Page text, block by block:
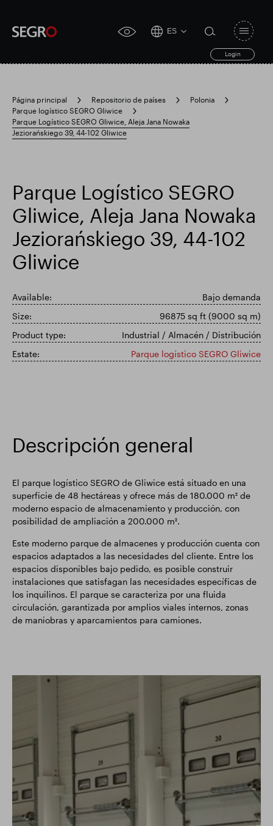
accessibility
ES
Login
search
form
Submit
Search
for
Responsable SEGRO Finca comercial Slough
Resultados financieros
Actualización comercial Parque inteligente
toggle
Página principal Repositorio de países
Polonia
Parque logístico SEGRO Gliwice
Parque Logístico SEGRO Gliwice, Aleja Jana Nowaka
Jeziorańskiego 39, 44-102 Gliwice
Parque Logístico SEGRO
Gliwice, Aleja Jana Nowaka
Jeziorańskiego 39, 44-102
Gliwice
Available:
Bajo demanda
Size:
96875 sq ft (9000 sq m)
Product type:
Industrial / Almacén / Distribución
Estate:
Parque logístico SEGRO Gliwice
Descripción general
El parque logístico SEGRO de Gliwice está situado en una
superficie de 48 hectáreas y ofrece más de 180.000 m² de
moderno espacio de almacenamiento y producción, con
posibilidad de ampliación a 200.000 m².
Este moderno parque de almacenes y producción cuenta con
espacios adaptados a las necesidades del cliente. Entre los
espacios disponibles bajo pedido, es posible construir
instalaciones que satisfagan las necesidades específicas de
los inquilinos. El parque se caracteriza por una fluida
circulación, garantizada por amplios viales internos, zonas
de maniobras y aparcamientos para camiones.